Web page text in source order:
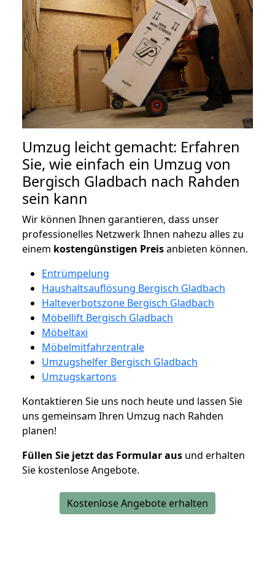
Umzug leicht gemacht: Erfahren
Sie, wie einfach ein Umzug von
Bergisch Gladbach nach Rahden
sein kann
Wir können Ihnen garantieren, dass unser
professionelles Netzwerk Ihnen nahezu alles zu
einem kostengünstigen Preisanbieten können.
Entrümpelung
Haushaltsauflösung Bergisch Gladbach
Halteverbotszone Bergisch Gladbach
Möbellift Bergisch Gladbach
Möbeltaxi
Möbelmitfahrzentrale
Umzugshelfer Bergisch Gladbach
Umzugskartons
Kontaktieren Sie uns noch heute und lassen Sie
uns gemeinsam Ihren Umzug nach Rahden
planen!
Füllen Sie jetzt das Formular aus und erhalten
Sie kostenlose Angebote.
Kostenlose Angebote erhalten